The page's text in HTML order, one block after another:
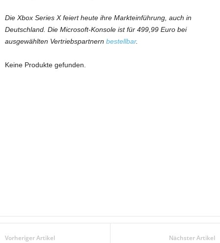
Die Xbox Series X feiert heute ihre Markteinführung, auch in
Deutschland. Die Microsoft-Konsole ist für 499,99 Euro bei
ausgewählten Vertriebspartnern bestellbar.
Keine Produkte gefunden.
Vorheriger Artikel Nächster Artikel